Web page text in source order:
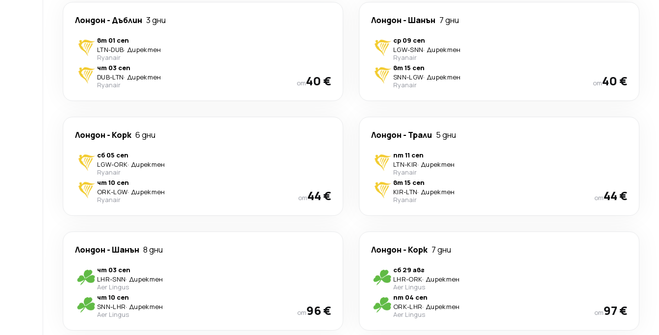
Лондон - Дъблин 3 дни
вт 01 сеп
LTN-DUB· Директен
Ryanair
чт 03 сеп
DUB-LTN· Директен
Ryanair
от40 €
Лондон - Шанън 7 дни
ср 09 сеп
LGW-SNN· Директен
Ryanair
вт 15 сеп
SNN-LGW· Директен
Ryanair
от40 €
Лондон - Корк 6 дни
сб 05 сеп
LGW-ORK· Директен
Ryanair
чт 10 сеп
ORK-LGW· Директен
Ryanair
от44 €
Лондон - Трали 5 дни
пт 11 сеп
LTN-KIR· Директен
Ryanair
вт 15 сеп
KIR-LTN· Директен
Ryanair
от44 €
Лондон - Шанън 8 дни
чт 03 сеп
LHR-SNN· Директен
Aer Lingus
чт 10 сеп
SNN-LHR· Директен
Aer Lingus
от96 €
Лондон - Корк 7 дни
сб 29 авг
LHR-ORK· Директен
Aer Lingus
пт 04 сеп
ORK-LHR· Директен
Aer Lingus
от97 €